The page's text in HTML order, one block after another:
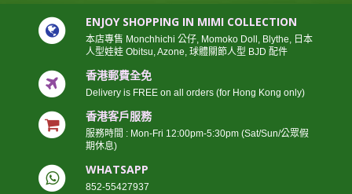
ENJOY SHOPPING IN MIMI COLLECTION
本店專售 Monchhichi 公仔, Momoko Doll, Blythe, 日本
人型娃娃 Obitsu, Azone, 球體關節人型 BJD 配件
香港郵費全免
Delivery is FREE on all orders (for Hong Kong only)
香港客戶服務
服務時間 : Mon-Fri 12:00pm-5:30pm (Sat/Sun/公眾假
期休息)
WHATSAPP
852-55427937